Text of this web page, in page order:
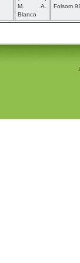
M. A.
Blanco
Folsom